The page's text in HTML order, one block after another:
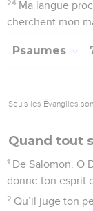
24 Ma langue
cherchent mon
Psaumes
Seuls les Évangiles
Quand tout
1 De Salomon. O
donne ton esprit
2 Qu’il juge ton